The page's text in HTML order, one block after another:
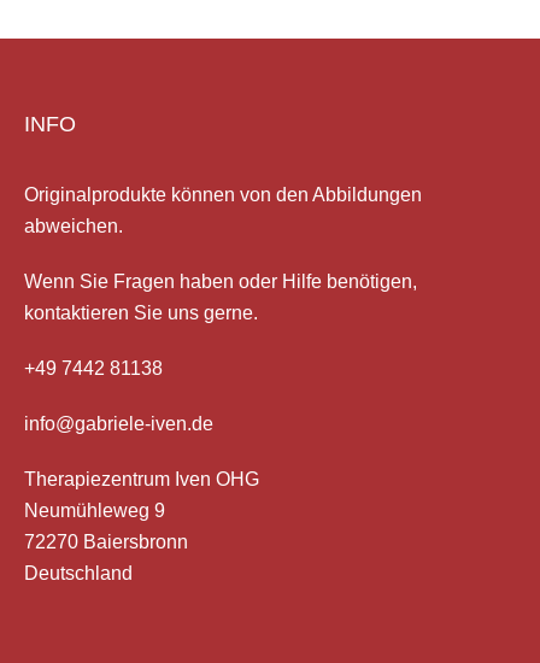
INFO
Originalprodukte können von den Abbildungen
abweichen.
Wenn Sie Fragen habenoder Hilfe benötigen,
kontaktieren Sie uns gerne.
+49 7442 81138
info@gabriele-iven.de
Therapiezentrum Iven OHG
Neumühleweg 9
72270 Baiersbronn
Deutschland